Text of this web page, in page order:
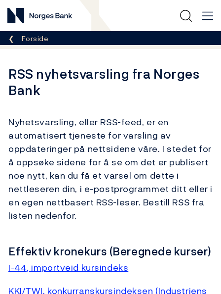
Norges Bank
Her er du nå:
Forside
RSS nyhetsvarsling fra Norges
Bank
Nyhetsvarsling, eller RSS-feed, er en
automatisert tjeneste for varsling av
oppdateringer på nettsidene våre. I stedet for
å oppsøke sidene for å se om det er publisert
noe nytt, kan du få et varsel om dette i
nettleseren din, i e-postprogrammet ditt eller i
en egen nettbasert RSS-leser. Bestill RSS fra
listen nedenfor.
Effektiv kronekurs (Beregnede kurser)
I-44, importveid kursindeks
KKI/TWI, konkurranskursindeksen (Industriens